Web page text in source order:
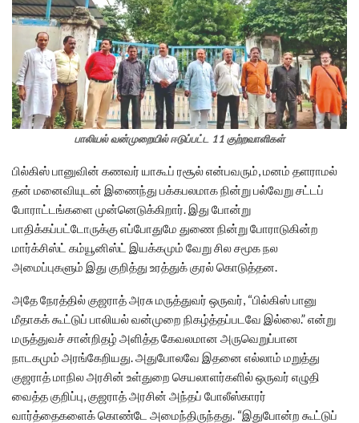
பாலியல் வன்முறையில் ஈடுப்பட்ட 11 குற்றவாளிகள்
பில்கிஸ் பானுவின் கணவர் யாகூப் ரசூல் என்பவரும், மனம் தளராமல்
தன் மனைவியுடன் இணைந்து பக்கபலமாக நின்று பல்வேறு சட்டப்
போராட்டங்களை முன்னெடுக்கிறார். இது போன்று
பாதிக்கப்பட்டோருக்கு எப்போதுமே துணை நின்று போராடுகின்ற
மார்க்சிஸ்ட் கம்யூனிஸ்ட் இயக்கமும் வேறு சில சமூக நல
அமைப்புகளும் இது குறித்து உரத்துக் குரல் கொடுத்தன.
அதே நேரத்தில் குஜராத் அரசு மருத்துவர் ஒருவர், “பில்கிஸ் பானு
மீதாகக் கூட்டுப் பாலியல் வன்முறை நிகழ்த்தப்படவே இல்லை.” என்று
மருத்துவச் சான்றிதழ் அளித்த கேவலமான அருவெறுப்பான
நாடகமும் அரங்கேறியது. அதுபோலவே இதனை எல்லாம் மறுத்து
குஜராத் மாநில அரசின் உள்துறை செயலாளர்களில் ஒருவர் எழுதி
வைத்த குறிப்பு, குஜராத் அரசின் அந்தப் போலீஸ்காரர்
வார்த்தைகளைக் கொண்டே அமைந்திருந்தது. “இதுபோன்ற கூட்டுப்